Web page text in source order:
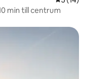
min till centrum